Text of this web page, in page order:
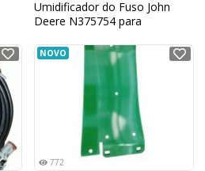
Umidificador do Fuso John
Deere N375754 para
NOVO
772